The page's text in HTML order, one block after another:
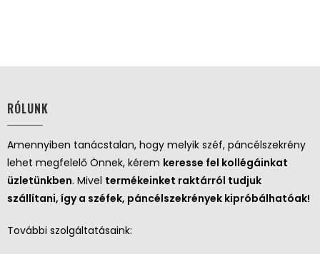
RÓLUNK
Amennyiben tanácstalan, hogy melyik széf, páncélszekrény
lehet megfelelő Önnek, kérem keresse fel kollégáinkat
üzletünkben. Mivel termékeinket raktárról tudjuk
szállítani, így a széfek, páncélszekrények kipróbálhatóak!
További szolgáltatásaink: